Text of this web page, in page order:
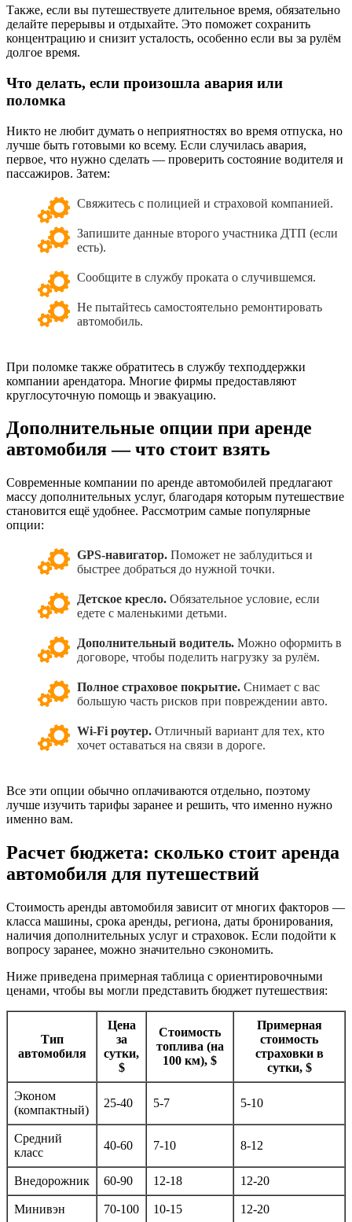
Также, если вы путешествуете длительное время, обязательно
делайте перерывы и отдыхайте. Это поможет сохранить
концентрацию и снизит усталость, особенно если вы за рулём
долгое время.
Что делать, если произошла авария или
поломка
Никто не любит думать о неприятностях во время отпуска, но
лучше быть готовыми ко всему. Если случилась авария,
первое, что нужно сделать — проверить состояние водителя и
пассажиров. Затем:
Свяжитесь с полицией и страховой компанией.
Запишите данные второго участника ДТП (если
есть).
Сообщите в службу проката о случившемся.
Не пытайтесь самостоятельно ремонтировать
автомобиль.
При поломке также обратитесь в службу техподдержки
компании арендатора. Многие фирмы предоставляют
круглосуточную помощь и эвакуацию.
Дополнительные опции при аренде
автомобиля — что стоит взять
Современные компании по аренде автомобилей предлагают
массу дополнительных услуг, благодаря которым путешествие
становится ещё удобнее. Рассмотрим самые популярные
опции:
GPS-навигатор. Поможет не заблудиться и
быстрее добраться до нужной точки.
Детское кресло. Обязательное условие, если
едете с маленькими детьми.
Дополнительный водитель. Можно оформить в
договоре, чтобы поделить нагрузку за рулём.
Полное страховое покрытие. Снимает с вас
большую часть рисков при повреждении авто.
Wi-Fi роутер. Отличный вариант для тех, кто
хочет оставаться на связи в дороге.
Все эти опции обычно оплачиваются отдельно, поэтому
лучше изучить тарифы заранее и решить, что именно нужно
именно вам.
Расчет бюджета: сколько стоит аренда
автомобиля для путешествий
Стоимость аренды автомобиля зависит от многих факторов —
класса машины, срока аренды, региона, даты бронирования,
наличия дополнительных услуг и страховок. Если подойти к
вопросу заранее, можно значительно сэкономить.
Ниже приведена примерная таблица с ориентировочными
ценами, чтобы вы могли представить бюджет путешествия:
Тип
автомобиля
Цена
за
сутки,
$
Стоимость
топлива (на
100 км), $
Примерная
стоимость
страховки в
сутки, $
Эконом
(компактный)
25-40 5-7 5-10
Средний
класс
40-60 7-10 8-12
Внедорожник 60-90 12-18 12-20
Минивэн 70-100 10-15 12-20